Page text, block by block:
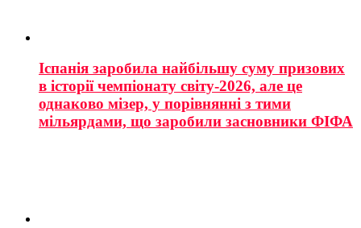
Іспанія заробила найбільшу суму призових
в історії чемпіонату світу-2026, але це
однаково мізер, у порівнянні з тими
мільярдами, що заробили засновники ФІФА